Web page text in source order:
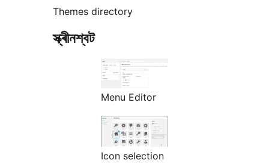
Themes directory
স্ক্ৰীনশ্বট
Menu Editor
Icon selection